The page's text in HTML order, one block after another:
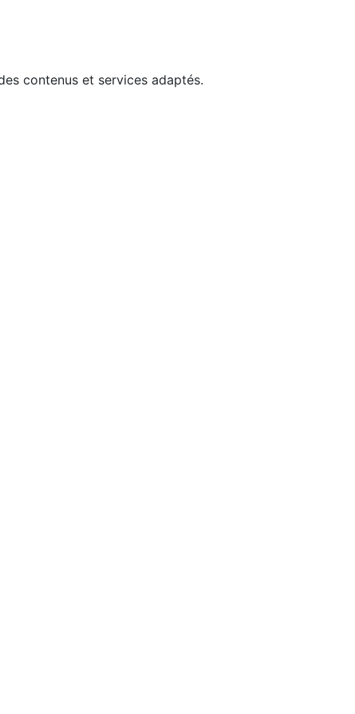
contenus et services adaptés.